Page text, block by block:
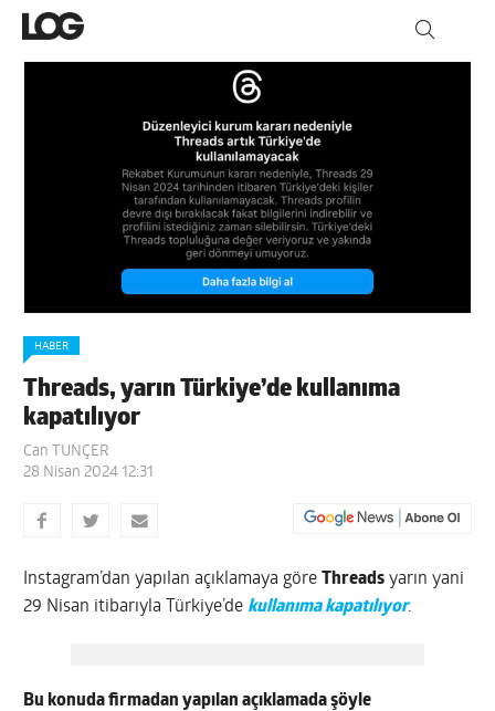
HABER
Threads, yarın Türkiye’de kullanıma
kapatılıyor
Can TUNÇER
28 Nisan 2024 12:31
Instagram’dan yapılan açıklamaya göre Threads yarın yani
29 Nisan itibarıyla Türkiye’de kullanıma kapatılıyor.
Bu konuda firmadan yapılan açıklamada şöyle